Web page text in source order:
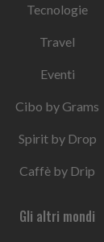
Tecnologie
Travel
Eventi
Cibo by Grams
Spirit by Drop
Caffè by Drip
Gli altri mondi